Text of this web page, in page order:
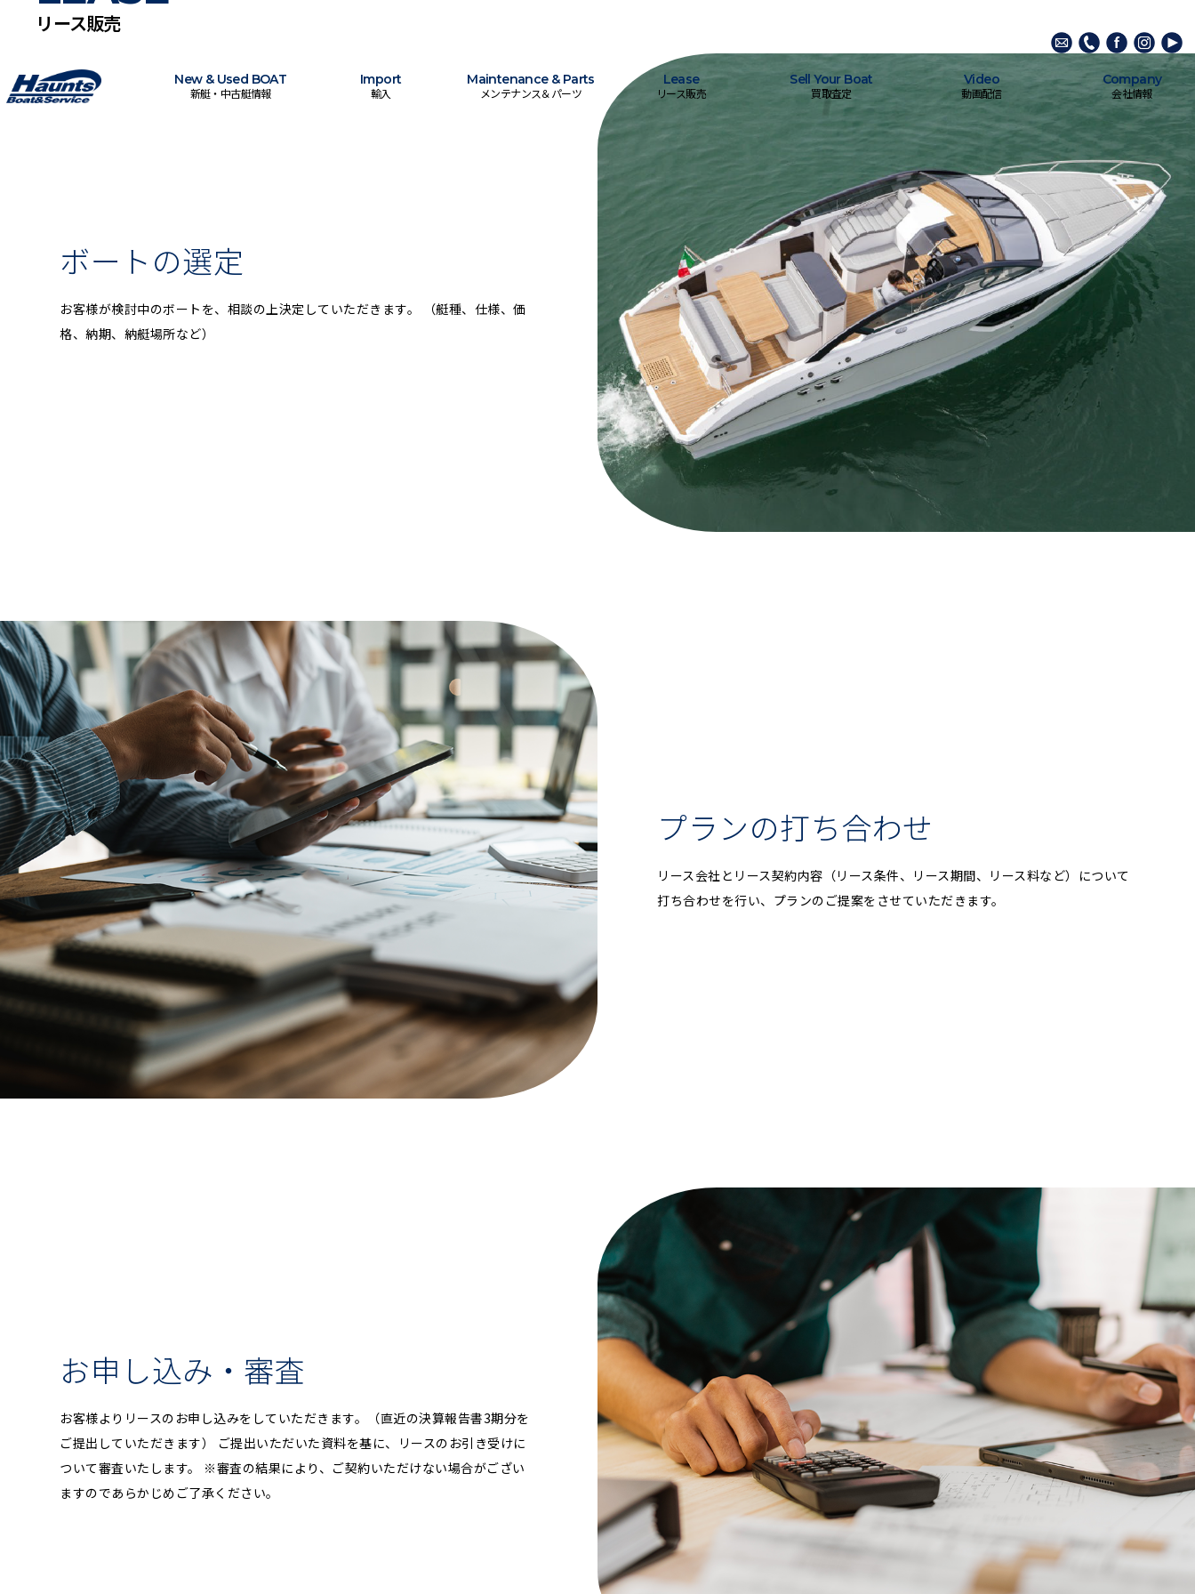
New & Used BOAT
新艇・中古艇情報
Import
輸入
Maintenance & Parts
メンテナンス＆パーツ
Lease
リース販売
Sell Your Boat
買取査定
Video
動画配信
Company
会社情報
リース販売
ボートの選定
お客様が検討中のボートを、相談の上決定していただきます。 （艇種、仕様、価
格、納期、納艇場所など）
プランの打ち合わせ
リース会社とリース契約内容（リース条件、リース期間、リース料など）について
打ち合わせを行い、プランのご提案をさせていただきます。
お申し込み・審査
お客様よりリースのお申し込みをしていただきます。（直近の決算報告書3期分を
ご提出していただきます） ご提出いただいた資料を基に、リースのお引き受けに
ついて審査いたします。 ※審査の結果により、ご契約いただけない場合がござい
ますのであらかじめご了承ください。